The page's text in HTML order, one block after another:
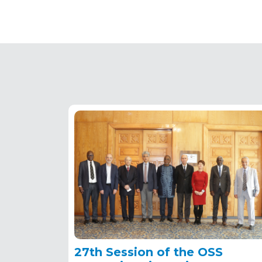
27th Session of the OSS